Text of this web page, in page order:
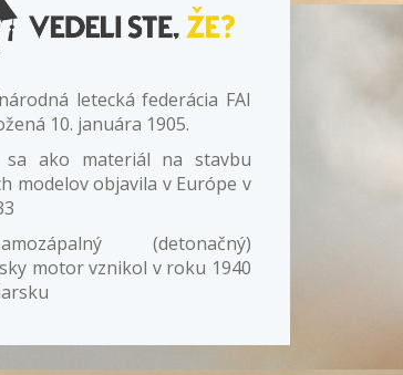
letecká federácia FAI
10. januára 1905.
sa ako materiál na stavbu
modelov objavila v Európe v
(detonačný)
motor vznikol v roku 1940